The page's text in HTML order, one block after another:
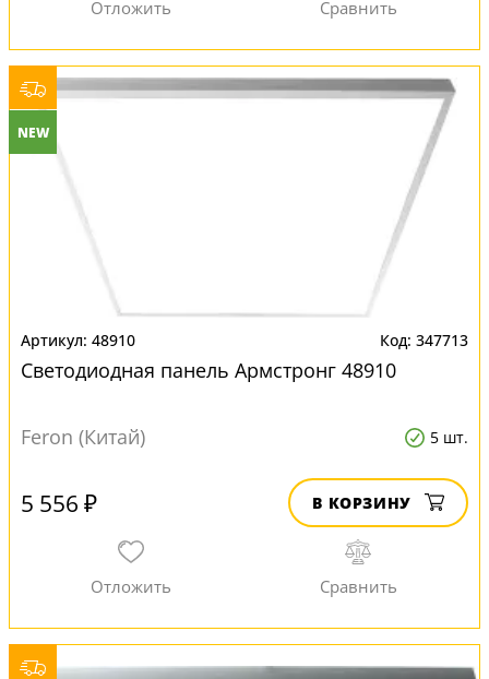
NEW
48910 347713
Светодиодная панель Армстронг 48910
Feron (Китай) 5 шт.
5 556 ₽ В КОРЗИНУ